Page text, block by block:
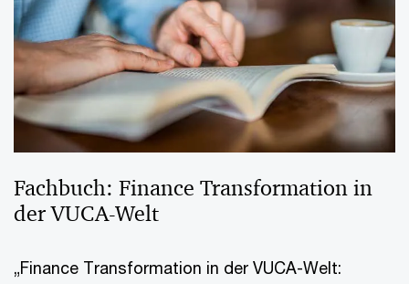
Fachbuch: Finance Transformation in
der VUCA-Welt
„Finance Transformation in der VUCA-Welt: